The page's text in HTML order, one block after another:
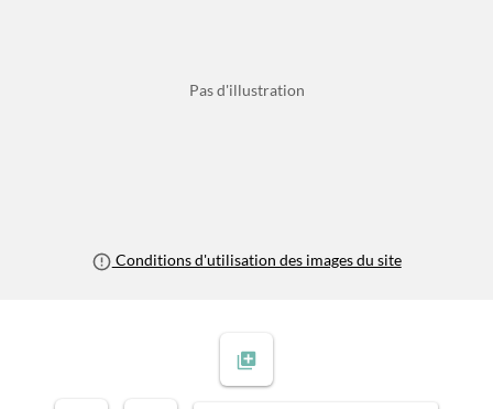
Pas d'illustration
Conditions d'utilisation des images du site